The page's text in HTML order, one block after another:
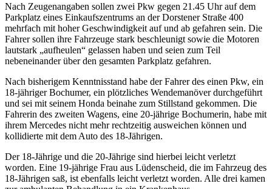
Nach Zeugenangaben sollen zwei Pkw gegen 21.45 Uhr auf dem
Parkplatz eines Einkaufszentrums an der Dorstener Straße 400
mehrfach mit hoher Geschwindigkeit auf und ab gefahren sein. Die
Fahrer sollen ihre Fahrzeuge stark beschleunigt sowie die Motoren
lautstark „aufheulen“ gelassen haben und seien zum Teil
nebeneinander über den gesamten Parkplatz gefahren.
Nach bisherigem Kenntnisstand habe der Fahrer des einen Pkw, ein
18-jähriger Bochumer, ein plötzliches Wendemanöver durchgeführt
und sei mit seinem Honda beinahe zum Stillstand gekommen. Die
Fahrerin des zweiten Wagens, eine 20-jährige Bochumerin, habe mit
ihrem Mercedes nicht mehr rechtzeitig ausweichen können und
kollidierte mit dem Auto des 18-Jährigen.
Der 18-Jährige und die 20-Jährige sind hierbei leicht verletzt
worden. Eine 19-jährige Frau aus Lüdenscheid, die im Fahrzeug des
18-Jährigen saß, ist ebenfalls leicht verletzt worden. Alle drei kamen